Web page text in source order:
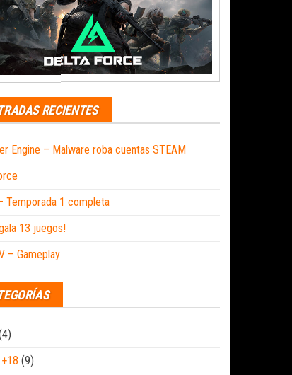
RECIENTES
Engine – Malware roba cuentas STEAM
Temporada 1 completa
13 juegos!
– Gameplay
(9)